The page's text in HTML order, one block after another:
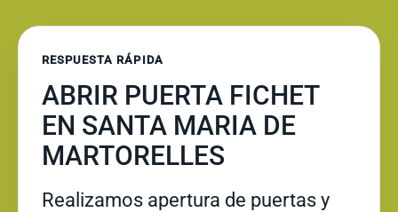
RESPUESTA RÁPIDA
ABRIR PUERTA FICHET
EN SANTA MARIA DE
MARTORELLES
Realizamos apertura de puertas y